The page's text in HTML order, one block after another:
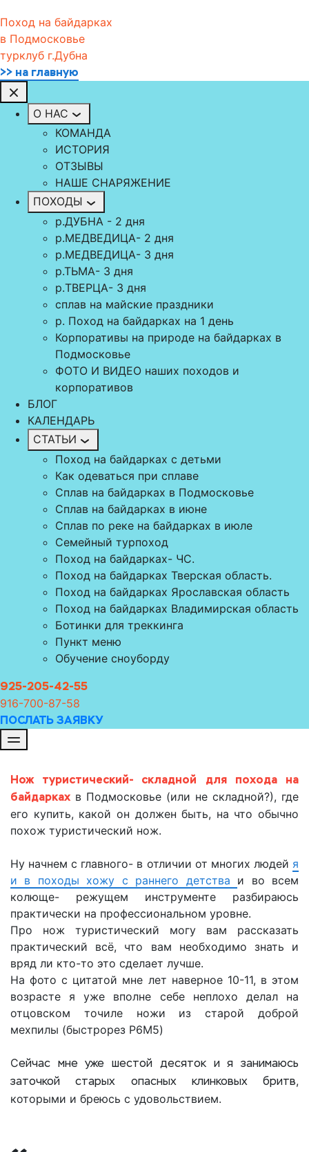
Поход на байдарках
в Подмосковье
турклуб г.Дубна
>> на главную
О НАС
КОМАНДА
ИСТОРИЯ
ОТЗЫВЫ
НАШЕ СНАРЯЖЕНИЕ
ПОХОДЫ
р.ДУБНА - 2 дня
р.МЕДВЕДИЦА- 2 дня
р.МЕДВЕДИЦА- 3 дня
р.ТЬМА- 3 дня
р.TВЕРЦА- 3 дня
сплав на майские праздники
р. Поход на байдарках на 1 день
Корпоративы на природе на байдарках в
Подмосковье
ФОТО И ВИДЕО наших походов и
корпоративов
БЛОГ
КАЛЕНДАРЬ
СТАТЬИ
Поход на байдарках с детьми
Как одеваться при сплаве
Сплав на байдарках в Подмосковье
Сплав на байдарках в июне
Сплав по реке на байдарках в июле
Семейный турпоход
Поход на байдарках- ЧС.
Поход на байдарках Тверская область.
Поход на байдарках Ярославская область
Поход на байдарках Владимирская область
Ботинки для треккинга
Пункт меню
Обучение сноуборду
925-205-42-55
916-700-87-58
ПОСЛАТЬ ЗАЯВКУ
Нож туристический- складной
для похода на
байдарках в Подмосковье (или не складной?), где
его купить, какой он должен быть, на что обычно
похож туристический нож.
Ну начнем с главного- в отличии от многих людей я
и в походы хожу с раннего детства и во всем
колюще- режущем инструменте разбираюсь
практически на профессиональном уровне.
Про нож туристический могу вам рассказать
практический всё, что вам необходимо знать и
вряд ли кто-то это сделает лучше.
На фото с цитатой мне лет наверное 10-11, в этом
возрасте я уже вполне себе неплохо делал на
отцовском точиле ножи из старой доброй
мехпилы (быстрорез Р6M5)
Сейчас мне уже шестой десяток и я занимаюсь
заточкой старых опасных клинковых бритв,
которыми и бреюсь с удовольствием.